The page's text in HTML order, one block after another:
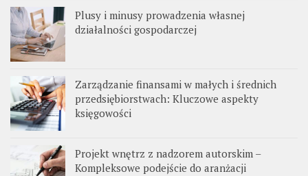
Plusy i minusy prowadzenia własnej
działalności gospodarczej
Zarządzanie finansami w małych i średnich
przedsiębiorstwach: Kluczowe aspekty
księgowości
Projekt wnętrz z nadzorem autorskim –
Kompleksowe podejście do aranżacji